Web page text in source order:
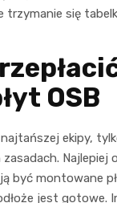
trzymanie się
OSB
ekipy,
Najlepiej
być montowane
jest gotowe.